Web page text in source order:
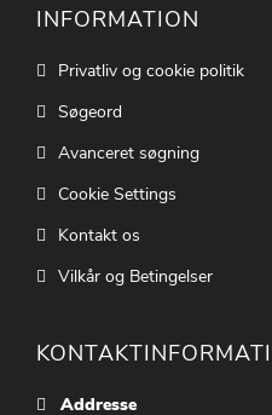
INFORMATION
Privatliv og cookie politik
Søgeord
Avanceret søgning
Cookie Settings
Kontakt os
Vilkår og Betingelser
Addresse